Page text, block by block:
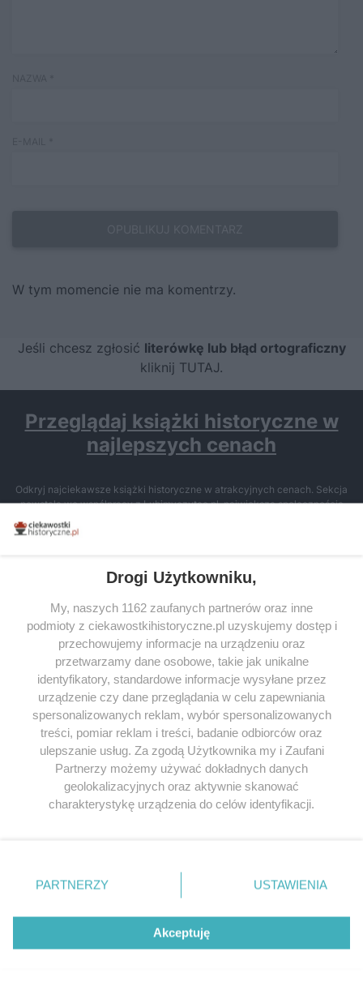
W tym momencie nie ma komentrzy.
Jeśli chcesz zgłosić literówkę lub błąd ortograficzny
kliknij TUTAJ.
Przeglądaj książki historyczne w
najlepszych cenach
Odkryj najciekawsze książki historyczne w atrakcyjnych cenach. Sekcja
powstała we współpracy z Lubimyczytac.pl, największą społecznością
miłośników literatury w Polsce – dzięki temu możesz wybierać spośród
tytułów najwyżej ocenianych przez czytelników.
SERWIS
SPOŁECZNOŚĆ
WSPÓŁPRACA
KONTAKT
ODWIEDŹ RÓWNIEŻ:
© 2026 CIEKAWOSTKIHISTORYCZNE.PL. ALL RIGHTS
Drogi Użytkowniku,
My, naszych 1162 zaufanych partnerów oraz inne
podmioty z ciekawostkihistoryczne.pl uzyskujemy dostęp i
przechowujemy informacje na urządzeniu oraz
przetwarzamy dane osobowe, takie jak unikalne
identyfikatory, standardowe informacje wysyłane przez
urządzenie czy dane przeglądania w celu zapewniania
spersonalizowanych reklam, wybór spersonalizowanych
treści, pomiar reklam i treści, badanie odbiorców oraz
ulepszanie usług. Za zgodą Użytkownika my i Zaufani
Partnerzy możemy używać dokładnych danych
geolokalizacyjnych oraz aktywnie skanować
charakterystykę urządzenia do celów identyfikacji.
zmienić/wycofać klikając przycisk ustawień prywatności
znajdujący się w lewym dolnym rogu strony
. Niektóre
użytkownika, ale masz prawo sprzeciwić się takiemu
przetwarzaniu. Preferencje będą miały zastosowania tylko
PARTNERZY USTAWIENIA
Akceptuję